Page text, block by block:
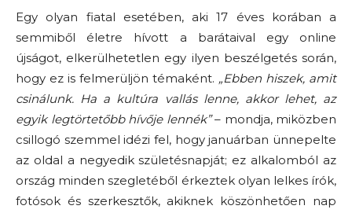
Egy olyan fiatal esetében, aki 17 éves korában a
semmiből életre hívott a barátaival egy online
újságot, elkerülhetetlen egy ilyen beszélgetés során,
hogy ez is felmerüljön témaként. „Ebben hiszek, amit
csinálunk. Ha a kultúra vallás lenne, akkor lehet, az
egyik legtörtetőbb hívője lennék”– mondja, miközben
csillogó szemmel idézi fel, hogy januárban ünnepelte
az oldal a negyedik születésnapját; ez alkalomból az
ország minden szegletéből érkeztek olyan lelkes írók,
fotósok és szerkesztők, akiknek köszönhetően nap